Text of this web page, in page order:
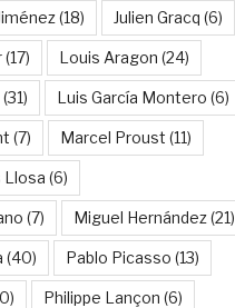
(18) Julien Gracq (6)
(17) Louis Aragon (24)
(31) Luis García Montero (6)
(7) Marcel Proust (11)
Llosa (6)
(7) Miguel Hernández(21)
(40) Pablo Picasso (13)
Philippe Lançon (6)